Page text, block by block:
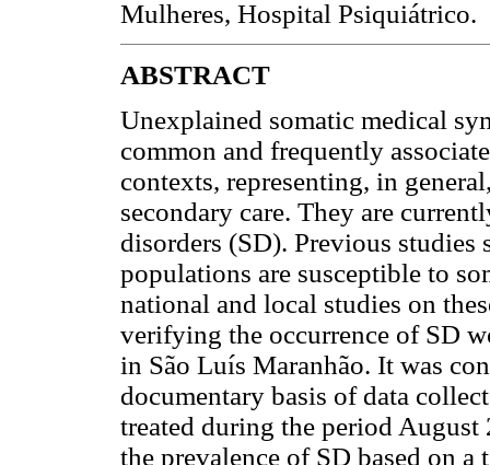
Mulheres, Hospital Psiquiátrico.
ABSTRACT
Unexplained somatic medical
common and frequently
contexts, representing, in
secondary care. They are
disorders (SD). Previous
populations are susceptible to
national and local studies on
verifying the occurrence of SD
in São Luís Maranhão. It was
documentary basis of data
treated during the period August
the prevalence of SD based on